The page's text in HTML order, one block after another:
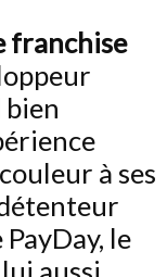
franchise
à ses
le
aussi